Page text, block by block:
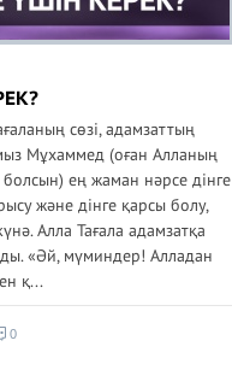
сөзі, адамзаттың
Мұхаммед (оған Алланың
ең жаман нәрсе дінге
және дінге қарсы болу,
Алла Тағала адамзатқа
«Әй, мүминдер! Алладан
қ...
0